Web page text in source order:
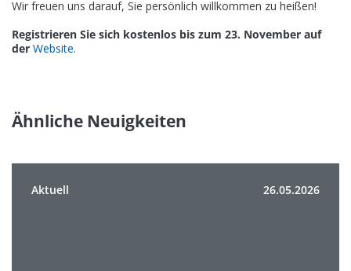
Wir freuen uns darauf, Sie persönlich willkommen zu heißen!
Registrieren Sie sich kostenlos bis zum 23. November auf
der Website.
Ähnliche Neuigkeiten
Aktuell 26.05.2026